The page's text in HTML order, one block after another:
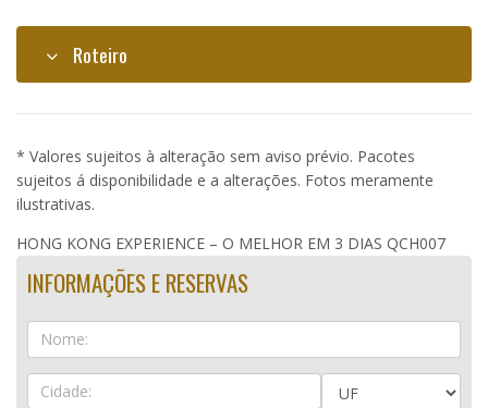
Roteiro
* Valores sujeitos à alteração sem aviso prévio. Pacotes
sujeitos á disponibilidade e a alterações. Fotos meramente
ilustrativas.
HONG KONG EXPERIENCE – O MELHOR EM 3 DIAS QCH007
INFORMAÇÕES E RESERVAS